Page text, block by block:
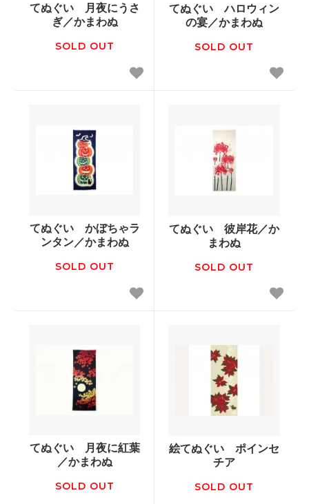
てぬぐい 月夜にうさ
ぎ／かまわぬ
SOLD OUT
てぬぐい ハロウィン
の宴／かまわぬ
SOLD OUT
てぬぐい かぼちゃラ
ンタン／かまわぬ
SOLD OUT
てぬぐい 彼岸花／か
まわぬ
SOLD OUT
てぬぐい 月夜に紅葉
／かまわぬ
SOLD OUT
絵てぬぐい ポインセ
チア
SOLD OUT